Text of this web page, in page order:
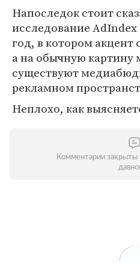
Напоследок стоит
исследование AdIndex
год, в котором акцент
а на обычную картину
существуют
рекламном
Неплохо, как
Комментарии закрыты